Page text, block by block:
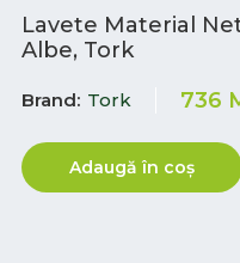
Lavete Material
Albe, Tork
Brand Tork 736
Adaugă în coș